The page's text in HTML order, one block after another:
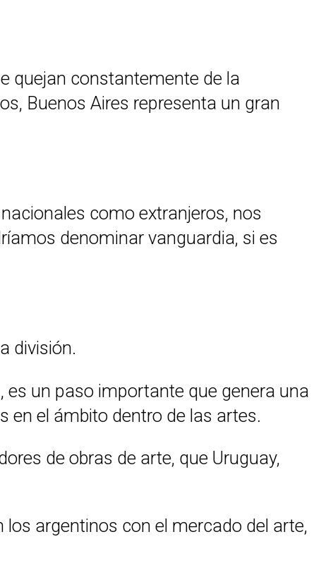
quejan constantemente de la
Buenos Aires representa un gran
como extranjeros, nos
denominar vanguardia, si es
división.
un paso importante que genera una
en el ámbito dentro de las artes.
de obras de arte, que Uruguay,
argentinos con el mercado del arte,